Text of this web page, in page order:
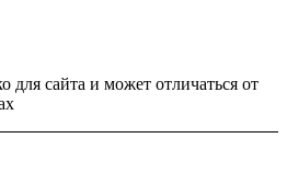
для сайта и может отличаться от